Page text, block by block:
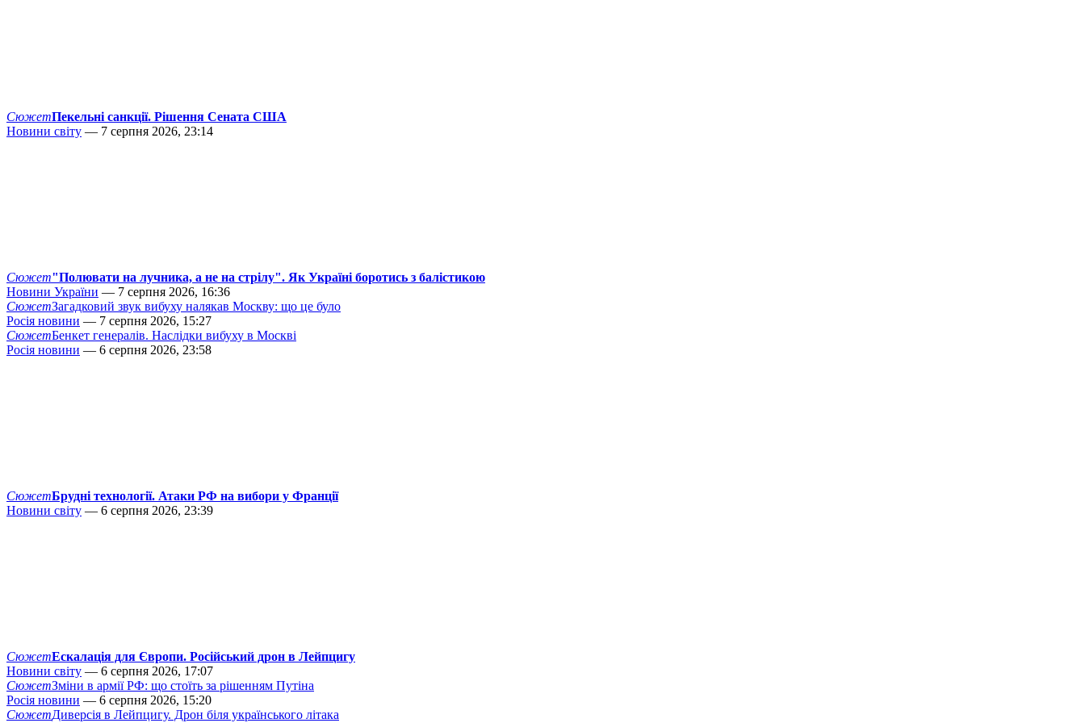
СюжетПекельні санкції. Рішення Сената США
Новини світу — 7 серпня 2026, 23:14
Сюжет"Полювати на лучника, а не на стрілу". Як Україні боротись з балістикою
Новини України — 7 серпня 2026, 16:36
СюжетЗагадковий звук вибуху налякав Москву: що це було
Росія новини — 7 серпня 2026, 15:27
СюжетБенкет генералів. Наслідки вибуху в Москві
Росія новини — 6 серпня 2026, 23:58
СюжетБрудні технології. Атаки РФ на вибори у Франції
Новини світу — 6 серпня 2026, 23:39
СюжетЕскалація для Європи. Російський дрон в Лейпцигу
Новини світу — 6 серпня 2026, 17:07
СюжетЗміни в армії РФ: що стоїть за рішенням Путіна
Росія новини — 6 серпня 2026, 15:20
СюжетДиверсія в Лейпцигу. Дрон біля українського літака